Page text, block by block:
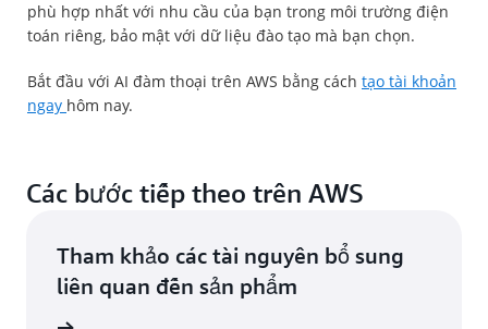
phù hợp nhất với nhu cầu của bạn trong môi trường điện
toán riêng, bảo mật với dữ liệu đào tạo mà bạn chọn.
Bắt đầu với AI đàm thoại trên AWS bằng cách tạo tài khoản
ngay hôm nay.
Các bước tiếp theo trên AWS
Tham khảo các tài nguyên bổ sung
liên quan đến sản phẩm